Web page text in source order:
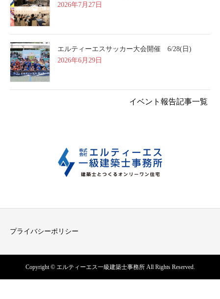
2026年7月27日
エルティーエスサッカー大会開催 6/28(日)
2026年6月29日
イベント報告記事一覧
プライバシーポリシー
Copyright © エルティーエス一級建築士事務所 All Rights Reserved.